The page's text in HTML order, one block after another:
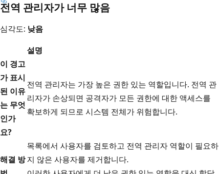
전역 관리자가 너무 많음
심각도: 낮음
설명
이 경고
가 표시
된 이유
는 무엇
인가
요?
전역 관리자는 가장 높은 권한 있는 역할입니다. 전역 관
리자가 손상되면 공격자가 모든 권한에 대한 액세스를
확보하게 되므로 시스템 전체가 위험합니다.
해결 방
목록에서 사용자를 검토하고 전역 관리자 역할이 필요하
지 않은 사용자를 제거합니다.